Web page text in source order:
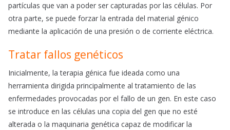
partículas que van a poder ser capturadas por las células. Por
otra parte, se puede forzar la entrada del material génico
mediante la aplicación de una presión o de corriente eléctrica.
Tratar fallos genéticos
Inicialmente, la terapia génica fue ideada como una
herramienta dirigida principalmente al tratamiento de las
enfermedades provocadas por el fallo de un gen. En este caso
se introduce en las células una copia del gen que no esté
alterada o la maquinaria genética capaz de modificar la